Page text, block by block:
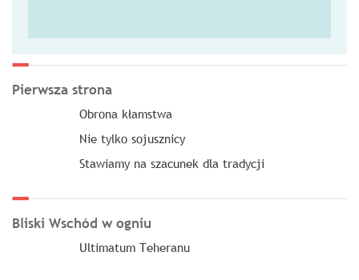
Pierwsza strona
Obrona kłamstwa
Nie tylko sojusznicy
Stawiamy na szacunek dla tradycji
Bliski Wschód w ogniu
Ultimatum Teheranu